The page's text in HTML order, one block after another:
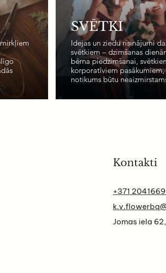
SVĒTKI
Idejas un ziedu risinājumi
svētkiem – dzimšanas
bērna piedzimšanai,
korporatīviem
notikums būtu
Kontakti
+371
Jomas iela